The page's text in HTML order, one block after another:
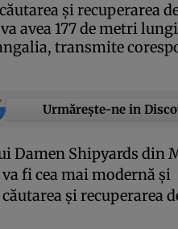
şi recuperarea
avea 177 de metri
transmite
Urmărește-ne in
Damen Shipyards din
fi cea mai modernă şi
şi recuperarea